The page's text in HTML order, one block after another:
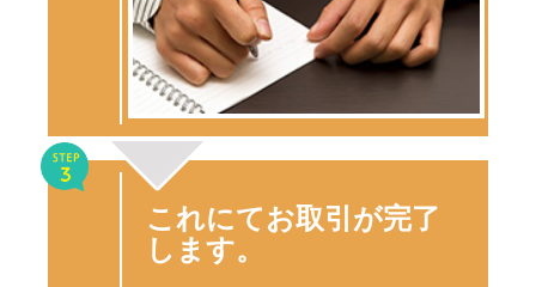
これにてお取引が完了
します。